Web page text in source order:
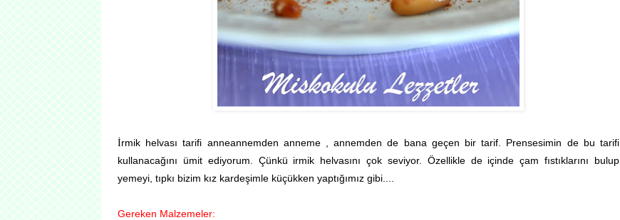
İrmik helvası tarifi anneannemden anneme , annemden de bana geçen bir tarif. Prensesimin de bu tarifi
kullanacağını ümit ediyorum. Çünkü irmik helvasını çok seviyor. Özellikle de içinde çam fıstıklarını bulup
yemeyi, tıpkı bizim kız kardeşimle küçükken yaptığımız gibi....
Gereken Malzemeler: